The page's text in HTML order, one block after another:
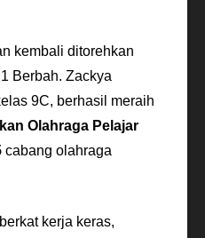
kembali ditorehkan
Berbah. Zackya
9C, berhasil meraih
Olahraga Pelajar
cabang olahraga
kerja keras,